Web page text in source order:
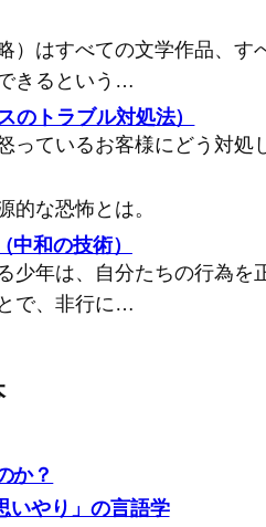
）はすべての文学作品、す
きるという…
のトラブル対処法）
っているお客様にどう対処
的な恐怖とは。
和の技術）
少年は、自分たちの行為を
で、非行に…
か？
いやり」の言語学